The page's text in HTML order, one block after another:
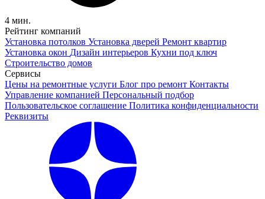
4 мин.
Рейтинг компаний
Установка потолков Установка дверей Ремонт квартир
Установка окон Дизайн интерьеров Кухни под ключ
Строительство домов
Сервисы
Цены на ремонтные услуги Блог про ремонт Контакты
Управление компанией Персональный подбор
Пользовательское соглашение Политика конфиденциальности
Реквизиты